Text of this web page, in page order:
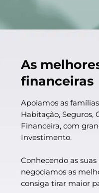
As
financeiras
Apoiamos as
Habitação, Seguros,
Financeira, com
Investimento.
Conhecendo as suas
negociamos as
consiga tirar maior